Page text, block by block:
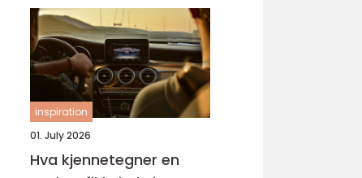
inspiration
01. July 2026
Hva kjennetegner en